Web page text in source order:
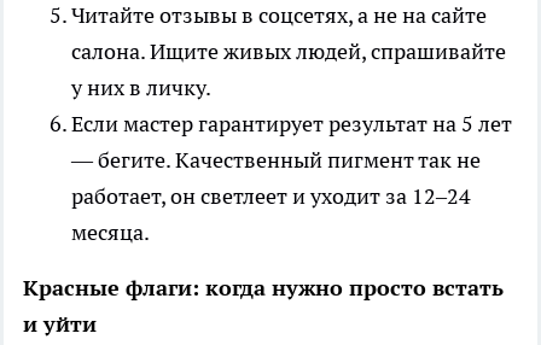
Читайте отзывы в соцсетях, а не на сайте
салона. Ищите живых людей, спрашивайте
у них в личку.
Если мастер гарантирует результат на 5 лет
— бегите. Качественный пигмент так не
работает, он светлеет и уходит за 12–24
месяца.
Красные флаги: когда нужно просто встать
и уйти